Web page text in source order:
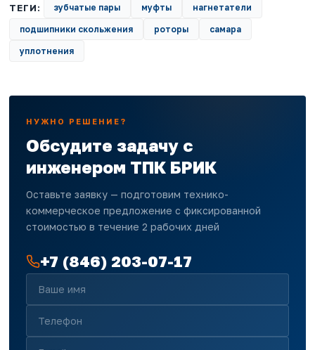
ТЕГИ: зубчатые пары муфты нагнетатели
подшипники скольжения роторы самара
уплотнения
НУЖНО РЕШЕНИЕ?
Обсудите задачу с
инженером ТПК БРИК
Оставьте заявку — подготовим технико-
коммерческое предложение с фиксированной
стоимостью в течение 2 рабочих дней
+7 (846) 203-07-17